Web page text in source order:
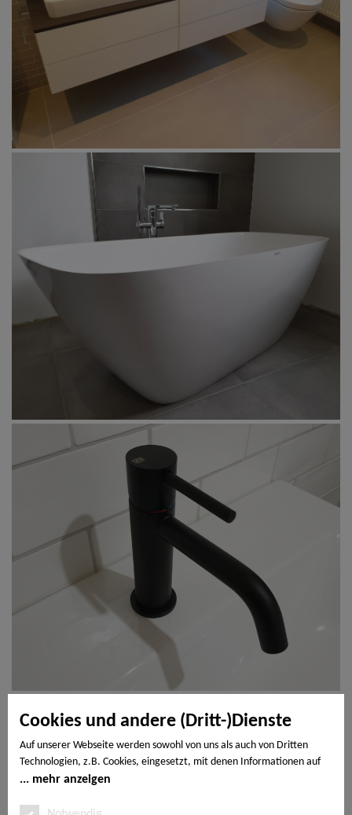
Cookies und andere (Dritt-)Dienste
Auf unserer Webseite werden sowohl von uns als auch von Dritten
Technologien, z.B. Cookies, eingesetzt, mit denen Informationen auf
Ihrem Endgerät gespeichert und/oder von Ihrem Endgerät abgerufen
Notwendige Cookies, Analyse-, Marketing- und Statistik-Cookies. Bei
mehr anzeigen